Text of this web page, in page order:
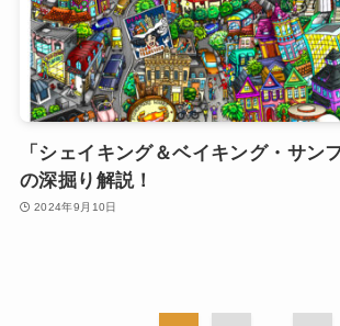
「シェイキング＆ベイキング・サン
の深掘り解説！
2024年9月10日